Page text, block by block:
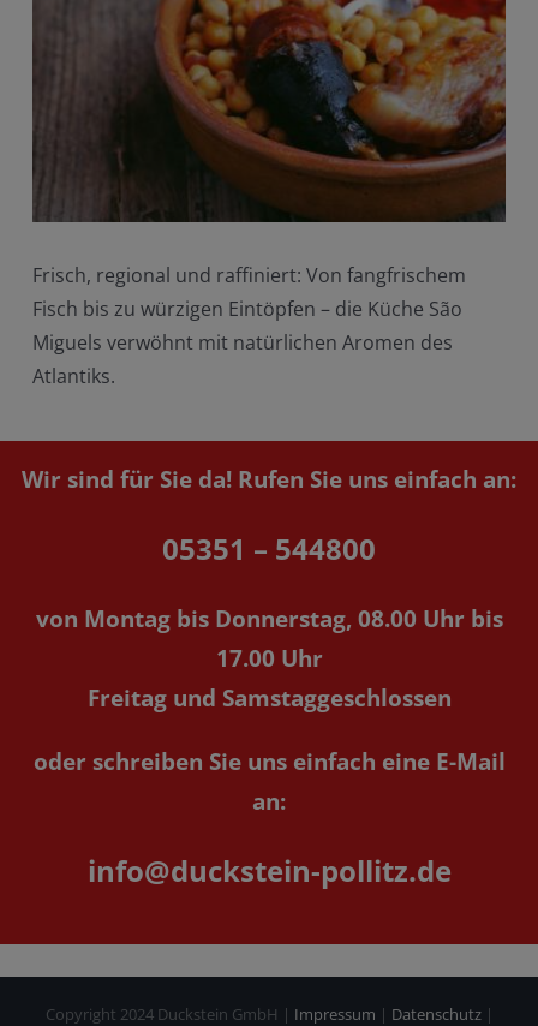
Frisch, regional und raffiniert: Von fangfrischem
Fisch bis zu würzigen Eintöpfen – die Küche São
Miguels verwöhnt mit natürlichen Aromen des
Atlantiks.
Wir sind für Sie da! Rufen Sie uns einfach an:
05351 – 544800
von Montag bis Donnerstag, 08.00 Uhr bis
17.00 Uhr
Freitag und Samstaggeschlossen
oder schreiben Sie uns einfach eine E-Mail
an:
info@duckstein-pollitz.de
Copyright 2024 Duckstein GmbH | Impressum | Datenschutz|